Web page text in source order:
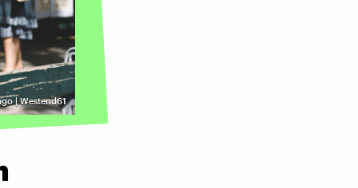
| Westend61